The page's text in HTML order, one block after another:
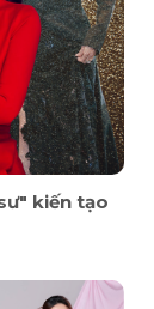
kiến tạo